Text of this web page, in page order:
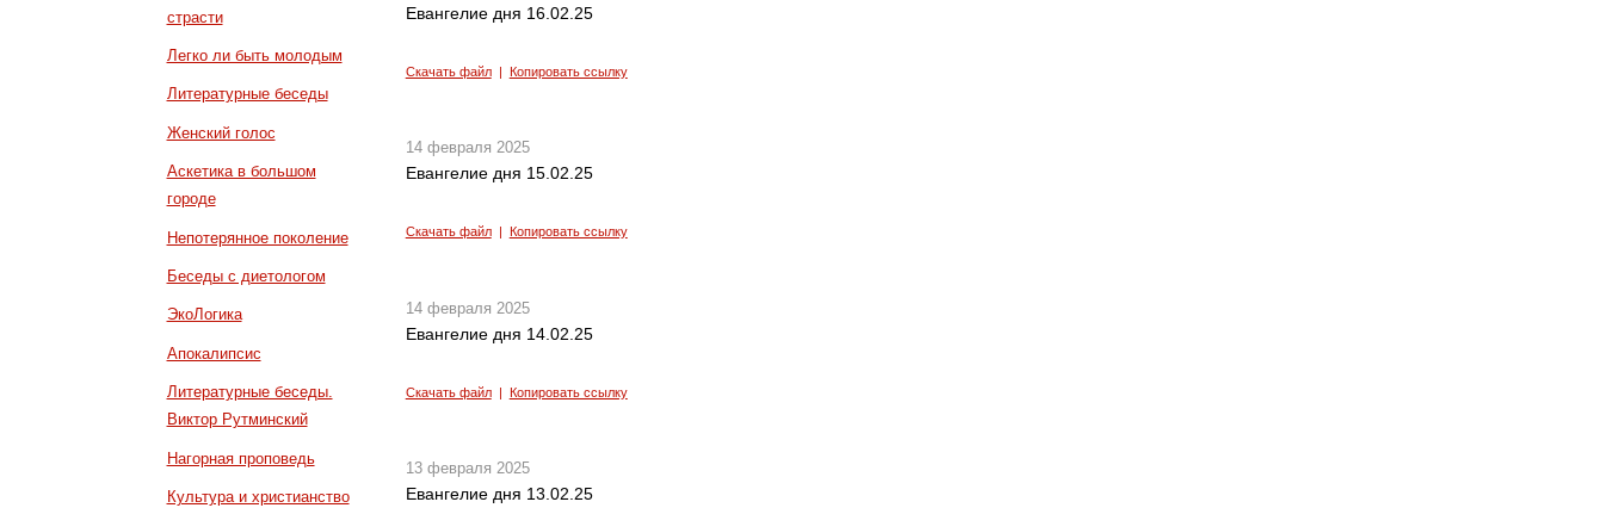
страсти
Легко ли быть молодым
Литературные беседы
Женский голос
Аскетика в большом
городе
Непотерянное поколение
Беседы с диетологом
ЭкоЛогика
Апокалипсис
Литературные беседы.
Виктор Рутминский
Нагорная проповедь
Культура и христианство
Евангелие дня 16.02.25
Скачать файл| Копировать ссылку
14 февраля 2025
Евангелие дня 15.02.25
Скачать файл| Копировать ссылку
14 февраля 2025
Евангелие дня 14.02.25
Скачать файл| Копировать ссылку
13 февраля 2025
Евангелие дня 13.02.25